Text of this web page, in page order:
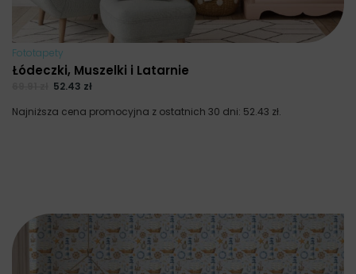
Fototapety
Łódeczki, Muszelki i Latarnie
52.43 zł
Najniższa cena promocyjna z ostatnich 30 dni: 52.43 zł.